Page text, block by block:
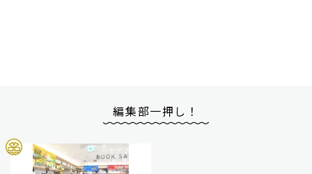
編集部一押し！